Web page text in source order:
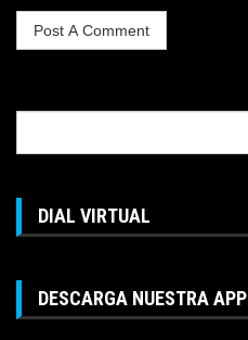
for:
DIAL VIRTUAL
DESCARGA NUESTRA APP